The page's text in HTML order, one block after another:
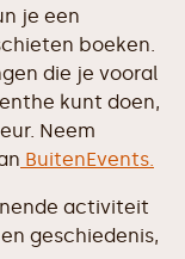
je een
boeken.
die je vooral
kunt doen,
Neem
BuitenEvents.
activiteit
geschiedenis,